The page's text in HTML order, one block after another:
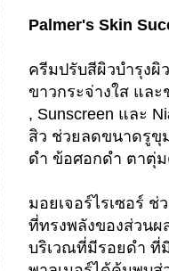
Palmer's Skin
ครีมปรับสีผิวบำรุงผิ
ขาวกระจ่างใส แล
, Sunscreen และ
สิว ช่วยลดขนาดรูขุ
ดำ ข้อศอกดำ ตาตุ่
มอยเจอร์ไรเซอร์
ที่ทรงพลังของส่วนผ
บริเวณที่มีรอยดำ ที่